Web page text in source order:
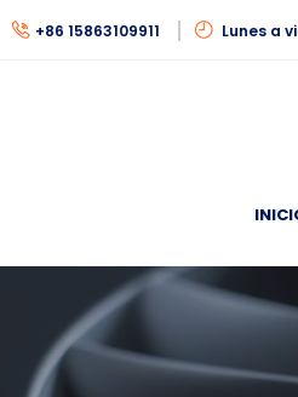
+86 15863109911 Lunes a